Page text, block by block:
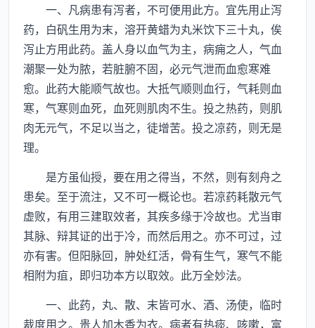
一、凡病患有泻者，不可便用此方。宜先用止泻
药，白矾生用为末，溶开黄蜡为丸米饮下三十丸，俟
泻止方用此药。盖人身以血气为主，病痈之人，气血
潮聚一处为脓，若脏腑不固，必元气泄而血愈寒难
愈。此药大能顺气故也。大抵气顺则血行，气耗则血
寒，气寒则血死，血死则肌肉不生。投之热药，则肌
肉无元气，不足以当之，徒增苦。投之凉药，则无是
理。
是方虽仙授，要在用之得当，不然，则有刻舟之
患矣。至于流注，又不可一概论也。若凉药耗散元气
虚败，有用三建取效者，其疾多缘于冷故也。尤当审
其脉、辩其证的出于冷，而然后用之。亦不可过，过
亦有害。但阳脉回，肿处红活，骨有生气，寒气不能
相附为疽，即归功本方以取效。此万全妙法。
一、此药，丸、散、末皆可水、酒、汤使，临时
裁度用之。贵人加木香为衣。病者有热痰、咳嗽，富